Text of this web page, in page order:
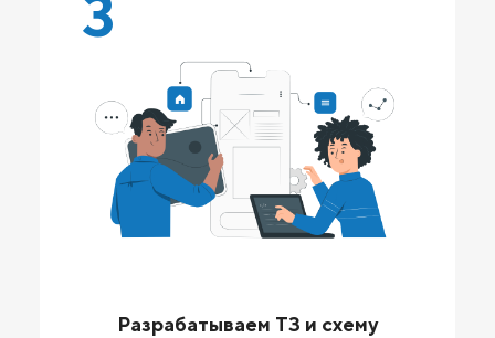
3
Разрабатываем ТЗ и схему